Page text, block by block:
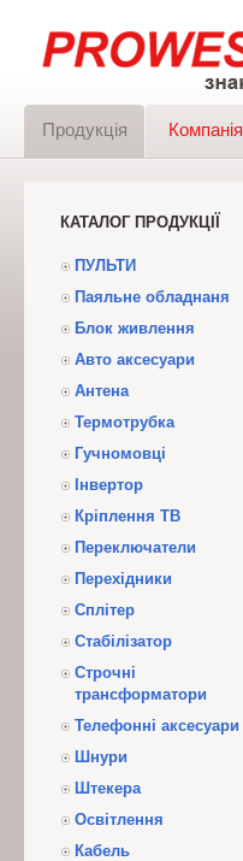
Продукція Компанія
КАТАЛОГ ПРОДУКЦІЇ
ПУЛЬТИ
Паяльне обладнаня
Блок живлення
Авто аксесуари
Антена
Термотрубка
Гучномовці
Інвертор
Кріплення ТВ
Переключатели
Перехідники
Сплітер
Стабілізатор
Строчні
трансформатори
Телефонні аксесуари
Шнури
Штекера
Освітлення
Кабель